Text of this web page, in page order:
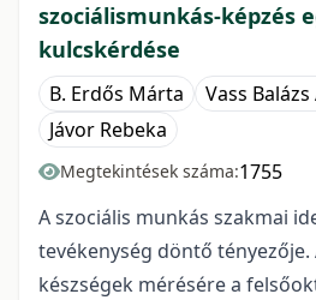
szociálismunkás-képzés
kulcskérdése
B. Erdős Márta
Vass Balázs
Jávor Rebeka
Megtekintések száma:1755
A szociális munkás szakmai
tevékenység döntő tényezője.
készségek mérésére a